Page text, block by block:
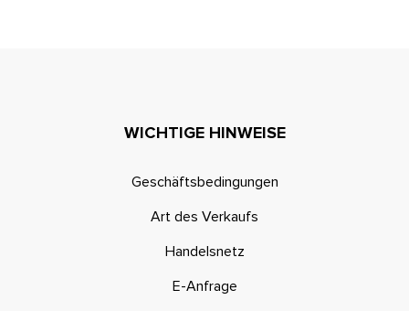
WICHTIGE HINWEISE
Geschäftsbedingungen
Art des Verkaufs
Handelsnetz
E-Anfrage